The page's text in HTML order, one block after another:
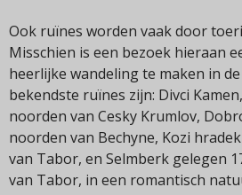
Ook ruïnes worden vaak door
Misschien is een bezoek hieraan
heerlijke wandeling te maken in
bekendste ruïnes zijn: Divci
noorden van Cesky Krumlov,
noorden van Bechyne, Kozi
van Tabor, en Selmberk gelegen
van Tabor, in een romantisch